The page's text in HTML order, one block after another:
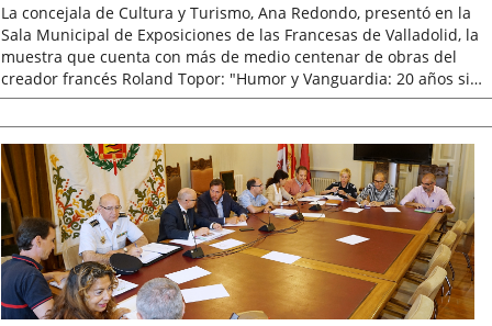
La concejala de Cultura y Turismo, Ana Redondo, presentó en la
Sala Municipal de Exposiciones de las Francesas de Valladolid, la
muestra que cuenta con más de medio centenar de obras del
creador francés Roland Topor: "Humor y Vanguardia: 20 años sin
Roland...
de
la
noticia